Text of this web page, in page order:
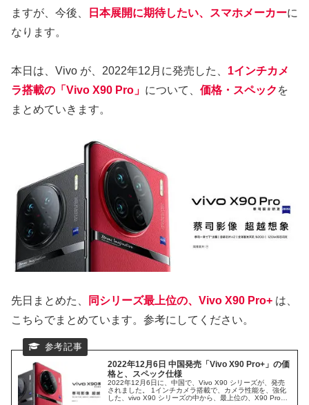
ますが、今後、
日本展開に期待したい、スマホメーカーに
なります。
本日は、Vivo が、2022年12月に発売した、 1インチカメ
ラ搭載の「Vivo X90 Pro」 について、 価格・スペック を
まとめていきます。
先日まとめた、 同シリーズ最上位の、Vivo X90 Pro+ は、
こちらでまとめています。参考にしてください。
2022年12月6日 中国発売「Vivo X90 Pro+」の価
格と、スペック仕様
2022年12月6日に、中国で、Vivo X90 シリーズが、発売
されました。 1インチカメラ搭載で、カメラ性能を、強化
した、vivo X90 シリーズの中から、最上位の、X90 Pro+